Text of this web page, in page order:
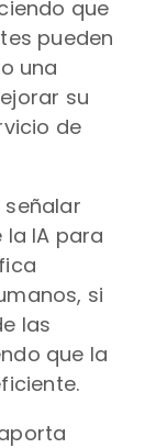
que
pueden
una
su
de
IA para
si
las
que la